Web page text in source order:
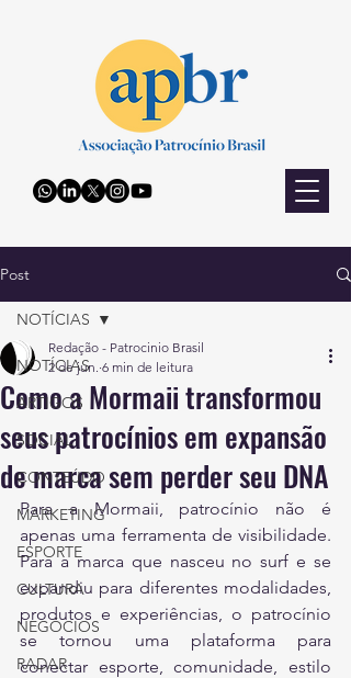
Post
NOTÍCIAS
ARTIGOS
SOCIAL
CONTEÚDO
MARKETING
ESPORTE
CULTURA
NEGÓCIOS
RADAR
NOTÍCIAS
Como a Mormaii transformou
seus patrocínios em expansão
de marca sem perder seu DNA
Redação - Patrocinio Brasil
2 de jun. 6 min de leitura
Para a Mormaii, patrocínio não é
apenas uma ferramenta de visibilidade.
Para a marca que nasceu no surf e se
expandiu para diferentes modalidades,
produtos e experiências, o patrocínio
se tornou uma plataforma para
conectar esporte, comunidade, estilo